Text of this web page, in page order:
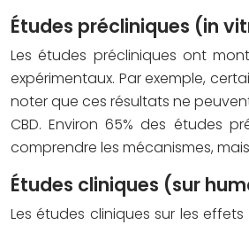
Études précliniques (in
Les études précliniques ont
expérimentaux. Par exemple,
noter que ces résultats ne
CBD. Environ 65% des études
comprendre les mécanismes,
Études cliniques (sur
Les études cliniques sur les